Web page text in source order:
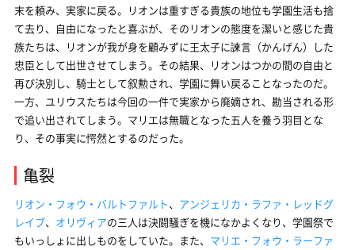
末を頼み、実家に戻る。リオンは重すぎる貴族の地位も学園生活も捨
て去り、自由になったと喜ぶが、そのリオンの態度を潔いと感じた貴
族たちは、リオンが我が身を顧みずに王太子に諫言（かんげん）した
忠臣として出世させてしまう。その結果、リオンはつかの間の自由と
再び決別し、騎士として叙勲され、学園に舞い戻ることなったのだ。
一方、ユリウスたちは今回の一件で実家から廃嫡され、勘当される形
で追い出されてしまう。マリエは無職となった五人を養う羽目とな
り、その事実に愕然とするのだった。
亀裂
リオン・フォウ・バルトファルト、 アンジェリカ・ラファ・レッドグ
レイブ、 オリヴィアの三人は決闘騒ぎを機になかよくなり、学園祭で
もいっしょに出しものをしていた。また、 マリエ・フォウ・ラーファ